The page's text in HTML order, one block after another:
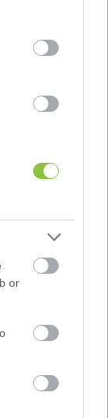
tags to
Google
or
a
stabilan
simul a
hogy a
a